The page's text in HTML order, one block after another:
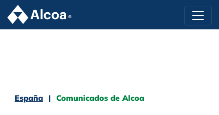
España Comunicados de Alcoa